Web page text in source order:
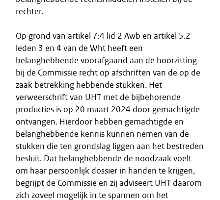
rechter.
Op grond van artikel 7:4 lid 2 Awb en artikel 5.2
leden 3 en 4 van de Wht heeft een
belanghebbende voorafgaand aan de hoorzitting
bij de Commissie recht op afschriften van de op de
zaak betrekking hebbende stukken. Het
verweerschrift van UHT met de bijbehorende
producties is op 20 maart 2024 door gemachtigde
ontvangen. Hierdoor hebben gemachtigde en
belanghebbende kennis kunnen nemen van de
stukken die ten grondslag liggen aan het bestreden
besluit. Dat belanghebbende de noodzaak voelt
om haar persoonlijk dossier in handen te krijgen,
begrijpt de Commissie en zij adviseert UHT daarom
zich zoveel mogelijk in te spannen om het